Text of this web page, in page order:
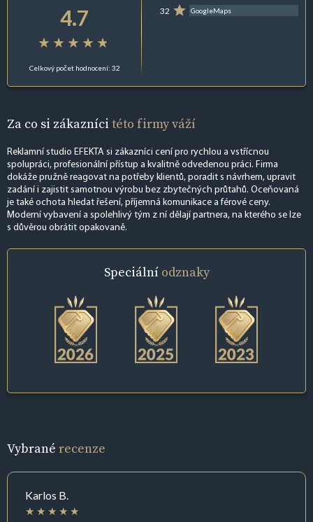
4.7
Celkový počet hodnocení: 32
32 GoogleMaps
Za co si zákazníci této firmy váží
Reklamní studio EFEKTA si zákazníci cení pro rychlou a vstřícnou
spolupráci, profesionální přístup a kvalitně odvedenou práci. Firma
dokáže pružně reagovat na potřeby klientů, poradit s návrhem, upravit
zadání i zajistit samotnou výrobu bez zbytečných průtahů. Oceňovaná
je také ochota hledat řešení, příjemná komunikace a férové ceny.
Moderní vybavení a spolehlivý tým z ní dělají partnera, na kterého se lze
s důvěrou obrátit opakovaně.
Speciální odznaky
Vybrané recenze
Karlos B.